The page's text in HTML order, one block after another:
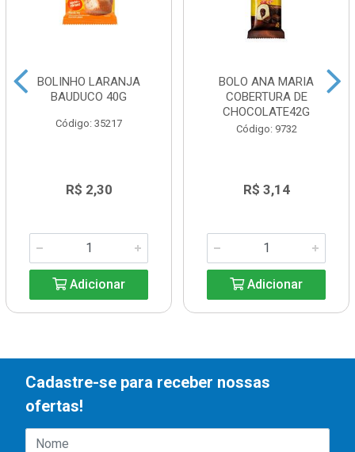
BOLINHO LARANJA
BAUDUCO 40G
Código: 35217
R$ 2,30
Adicionar
BOLO ANA MARIA
COBERTURA DE
CHOCOLATE42G
Código: 9732
R$ 3,14
Adicionar
Cadastre-se para receber nossas
ofertas!